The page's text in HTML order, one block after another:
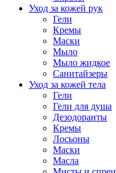
Уход за кожей рук
Гели
Кремы
Маски
Мыло
Мыло жидкое
Санитайзеры
Уход за кожей тела
Гели
Гели для душа
Дезодоранты
Кремы
Лосьоны
Маски
Масла